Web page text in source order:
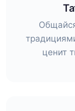
ценит